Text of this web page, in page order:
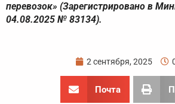
перевозок» (Зарегистрировано в
04.08.2025 № 83134).
2 сентября, 2025
Почта